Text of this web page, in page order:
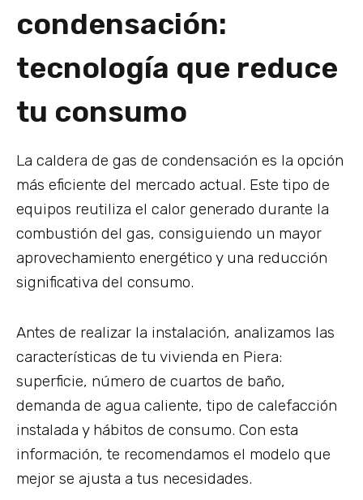
condensación:
tecnología que reduce
tu consumo
La caldera de gas de condensación es la opción
más eficiente del mercado actual. Este tipo de
equipos reutiliza el calor generado durante la
combustión del gas, consiguiendo un mayor
aprovechamiento energético y una reducción
significativa del consumo.
Antes de realizar la instalación, analizamos las
características de tu vivienda en Piera:
superficie, número de cuartos de baño,
demanda de agua caliente, tipo de calefacción
instalada y hábitos de consumo. Con esta
información, te recomendamos el modelo que
mejor se ajusta a tus necesidades.